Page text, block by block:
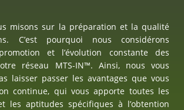
misons sur la préparation et la qualité
C’est pourquoi nous considérons
et l’évolution constante des
réseau MTS-IN™. Ainsi, nous vous
laisser passer les avantages que vous
continue, qui vous apporte toutes les
les aptitudes spécifiques à l’obtention